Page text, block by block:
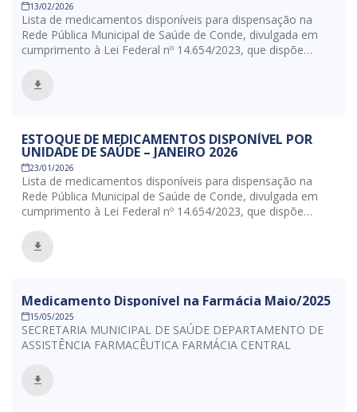
13/02/2026
Lista de medicamentos disponíveis para dispensação na
Rede Pública Municipal de Saúde de Conde, divulgada em
cumprimento à Lei Federal nº 14.654/2023, que dispõe
estoques de medicamentos, assegurando o acesso à
informação e o fortalecimento da assistência farmacêutica
ESTOQUE DE MEDICAMENTOS DISPONÍVEL POR
UNIDADE DE SAÚDE – JANEIRO 2026
23/01/2026
Lista de medicamentos disponíveis para dispensação na
Rede Pública Municipal de Saúde de Conde, divulgada em
cumprimento à Lei Federal nº 14.654/2023, que dispõe
estoques de medicamentos, assegurando o acesso à
informação e o fortalecimento da assistência farmacêutica
Medicamento Disponível na Farmácia Maio/2025
15/05/2025
SECRETARIA MUNICIPAL DE SAÚDE DEPARTAMENTO DE
ASSISTÊNCIA FARMACÊUTICA FARMÁCIA CENTRAL